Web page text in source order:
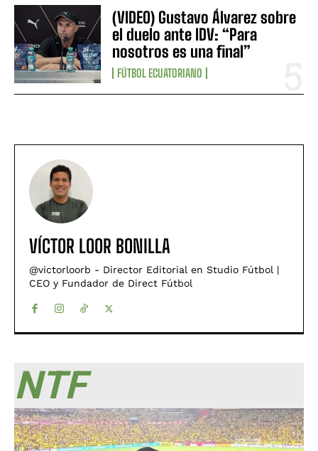
(VIDEO) Gustavo Álvarez sobre
el duelo ante IDV: “Para
nosotros es una final”
FÚTBOL ECUATORIANO
VÍCTOR LOOR BONILLA
@victorloorb - Director Editorial en Studio Fútbol |
CEO y Fundador de Direct Fútbol
NTF